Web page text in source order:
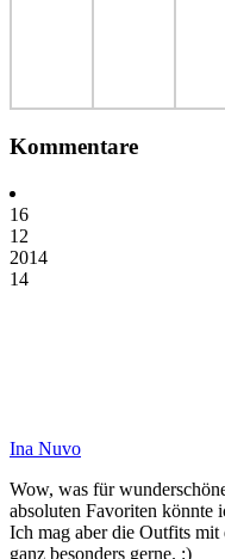
Kommentare
16
12
2014
14
Ina Nuvo
Wow, was für
absoluten Favoriten könnte
Ich mag aber die Outfits
ganz besonders gerne. :)